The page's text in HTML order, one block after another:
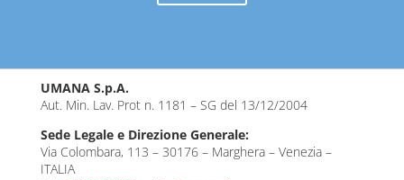
UMANA S.p.A.
Aut. Min. Lav. Prot n. 1181 – SG del 13/12/2004
Sede Legale e Direzione Generale:
Via Colombara, 113 – 30176 – Marghera – Venezia –
ITALIA